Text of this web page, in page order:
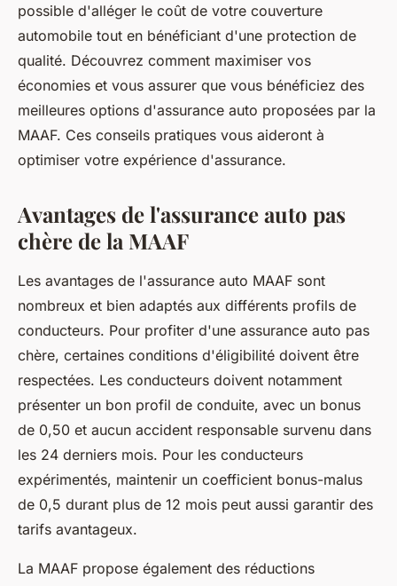
possible d'alléger le coût de votre couverture
automobile tout en bénéficiant d'une protection de
qualité. Découvrez comment maximiser vos
économies et vous assurer que vous bénéficiez des
meilleures options d'assurance auto proposées par la
MAAF. Ces conseils pratiques vous aideront à
optimiser votre expérience d'assurance.
Avantages de l'assurance auto pas
chère de la MAAF
Les avantages de l'assurance auto MAAF sont
nombreux et bien adaptés aux différents profils de
conducteurs. Pour profiter d'une assurance auto pas
chère, certaines conditions d'éligibilité doivent être
respectées. Les conducteurs doivent notamment
présenter un bon profil de conduite, avec un bonus
de 0,50 et aucun accident responsable survenu dans
les 24 derniers mois. Pour les conducteurs
expérimentés, maintenir un coefficient bonus-malus
de 0,5 durant plus de 12 mois peut aussi garantir des
tarifs avantageux.
La MAAF propose également des réductions